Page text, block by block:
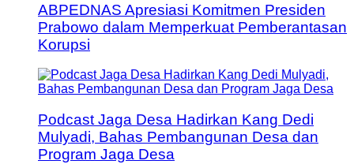
ABPEDNAS Apresiasi Komitmen Presiden
Prabowo dalam Memperkuat Pemberantasan
Korupsi
Podcast Jaga Desa Hadirkan Kang Dedi
Mulyadi, Bahas Pembangunan Desa dan
Program Jaga Desa